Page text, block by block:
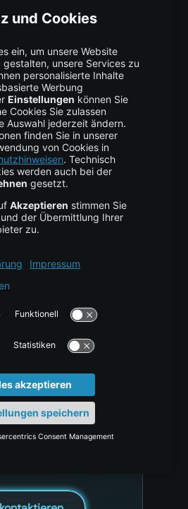
CI/CD Hosting?
mit Ihrer CI/CD
starten?
Sie
einen
Use
bei großen
oder Fragen